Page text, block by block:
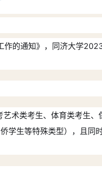
作的通知》，同济大学
术类考生、体育类考生、
学生等特殊类型），且同